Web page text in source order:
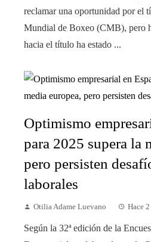
reclamar una oportunidad por el
Mundial de Boxeo (CMB), pero
hacia el título ha estado ...
Optimismo
para 2025 supera la
pero persisten
laborales
Otilia Adame Luevano Hace
Según la 32ª edición de la